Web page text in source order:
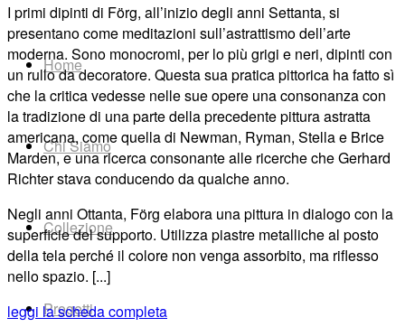
Home
Chi Siamo
Collezione
Progetti
I primi dipinti di Förg, all’iniziodegli anni Settanta, si
presentanocome meditazioni sull’astrattismodell’arte
moderna. Sono monocromi, per lo più grigi e neri, dipinti con
un rullo da decoratore. Questa sua pratica pittorica ha fattosì
che lacriticavedesse nellesueopere unaconsonanzacon
latradizionedi unapartedellaprecedente pittura astratta
americana, come quella di Newman, Ryman, Stellae Brice
Marden,euna ricerca consonante alle ricerche che Gerhard
Richter stava conducendodaqualcheanno.
Negli anni Ottanta, Förg elabora unapittura in dialogocon la
superficiedelsupporto. Utilizzapiastre metalliche al posto
dellatela perché il colore non vengaassorbito, ma riflesso
nellospazio. [...]
leggi la scheda completa